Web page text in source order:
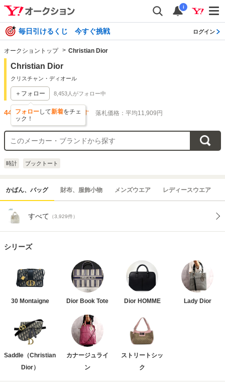
i
毎日引けるくじ 今すぐ挑戦 ログイン
オークショントップ Christian Dior
Christian Dior
クリスチャン・ディオール
＋フォロー
フォローして新着をチェ
ック！
8,453 人がフォロー中
44,108件出品されています 落札価格：平均11,909円
時計 ブックトート
かばん、バッグ 財布、服飾小物 メンズウエア レディースウエア
すべて （3,929件）
シリーズ
30 Montaigne Dior Book Tote Dior HOMME Lady Dior
Saddle（Christian
Dior）
カナージュライ
ン
ストリートシッ
ク